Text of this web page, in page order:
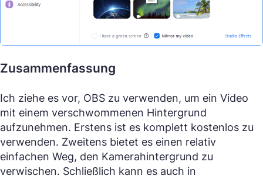
Zusammenfassung
Ich ziehe es vor, OBS zu verwenden, um ein Video
mit einem verschwommenen Hintergrund
aufzunehmen. Erstens ist es komplett kostenlos zu
verwenden. Zweitens bietet es einen relativ
einfachen Weg, den Kamerahintergrund zu
verwischen. Schließlich kann es auch in